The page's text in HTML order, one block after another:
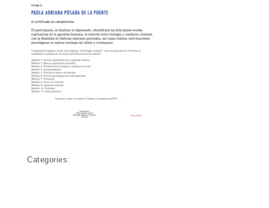
Categories: